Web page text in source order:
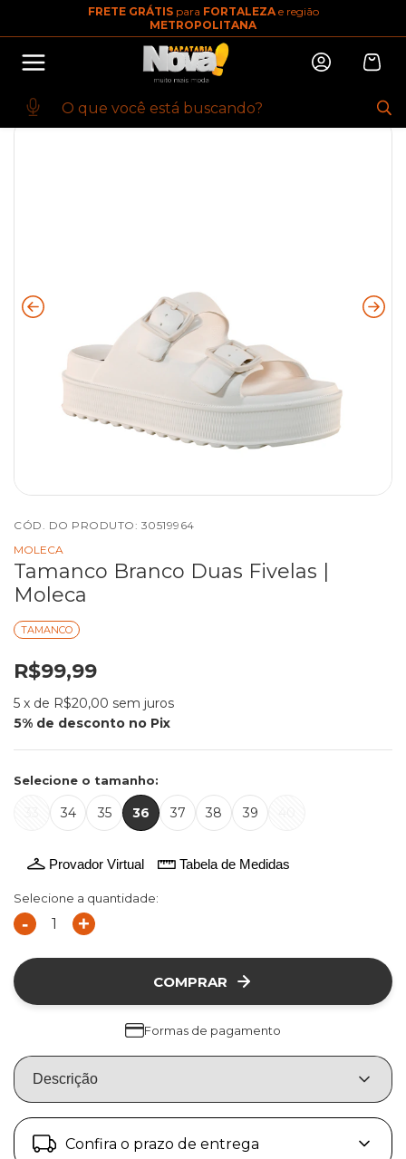
10% OFF na primeira compra
Baixe o app. Cupom BEMVINDO10
(100+)
Abrir
FRETE GRÁTISpara FORTALEZAe região
METROPOLITANA
CALCADO · TAMANCO
Fivelas | Moleca
CÓD. DO PRODUTO: 30519964
MOLECA
Tamanco Branco Duas Fivelas |
Moleca
TAMANCO
R$99,99
5 x de R$20,00 sem juros
Selecione o tamanho:
34 35 36 37 38 39
Provador Virtual Tabela de Medidas
Selecione a quantidade:
- +
COMPRAR
Formas de pagamento
Descrição
Confira o prazo de entrega